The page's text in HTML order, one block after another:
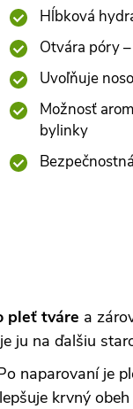
Hĺbková
Otvára póry
Uvoľňuje
Možnosť
bylinky
pleť tváre a
ju na ďalšiu
naparovaní je
krvný